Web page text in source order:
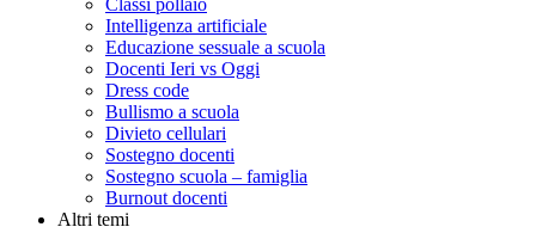
Classi pollaio
Intelligenza artificiale
Educazione sessuale a scuola
Docenti Ieri vs Oggi
Dress code
Bullismo a scuola
Divieto cellulari
Sostegno docenti
Sostegno scuola – famiglia
Burnout docenti
Altri temi